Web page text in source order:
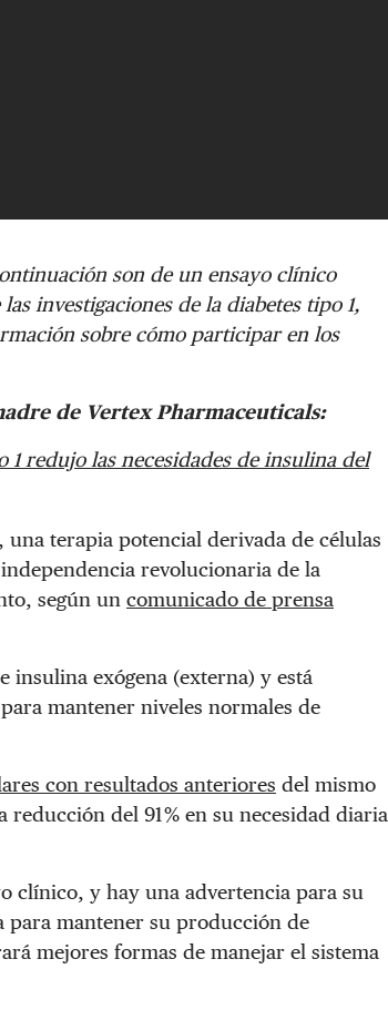
son de un ensayo clínico
investigaciones de la diabetes tipo 1,
sobre cómo participar en los
de Vertex Pharmaceuticals:
redujo las necesidades de insulina del
terapia potencial derivada de células
revolucionaria de la
según un comunicado de prensa
insulina exógena (externa) y está
mantener niveles normales de
con resultados anteriores del mismo
del 91 % en su necesidad diaria
clínico, y hay una advertencia para su
mantener su producción de
mejores formas de manejar el sistema